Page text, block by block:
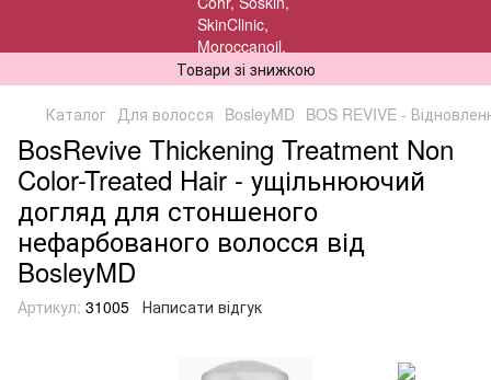
Товари зі знижкою
Каталог Для волосся BosleyMD BOS REVIVE -
BosRevive Thickening Treatment Non
Color-Treated Hair - ущільнюючий
догляд для стоншеного
нефарбованого волосся від
BosleyMD
Артикул: 31005 Написати відгук